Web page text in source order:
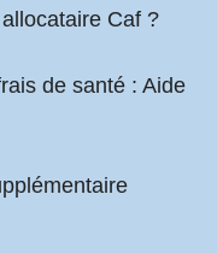
Caf ?
de santé : Aide